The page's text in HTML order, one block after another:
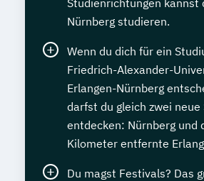
Nürnberg studieren.
Wenn du dich für ein
Friedrich-Alexander-
Erlangen-Nürnberg
darfst du gleich zwei neue
entdecken: Nürnberg und
Kilometer entfernte
Du magst Festivals? Das